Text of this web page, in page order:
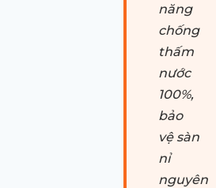
năng
chống
thấm
nước
100%,
bảo
vệ sàn
nỉ
nguyên